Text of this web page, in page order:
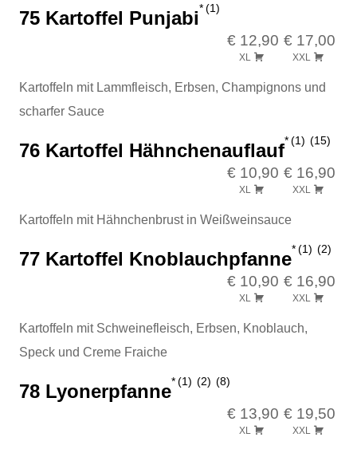
75 Kartoffel Punjabi 1
€ 12,90
XL
€ 17,00
XXL
Kartoffeln mit Lammfleisch, Erbsen, Champignons und
scharfer Sauce
76 Kartoffel Hähnchenauflauf 1 15
€ 10,90
XL
€ 16,90
XXL
Kartoffeln mit Hähnchenbrust in Weißweinsauce
77 Kartoffel Knoblauchpfanne 1 2
€ 10,90
XL
€ 16,90
XXL
Kartoffeln mit Schweinefleisch, Erbsen, Knoblauch,
Speck und Creme Fraiche
78 Lyonerpfanne 1 2 8
€ 13,90
XL
€ 19,50
XXL